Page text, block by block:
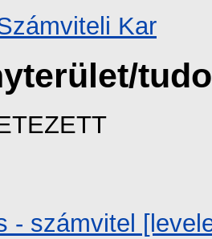
Kar
- számvitel